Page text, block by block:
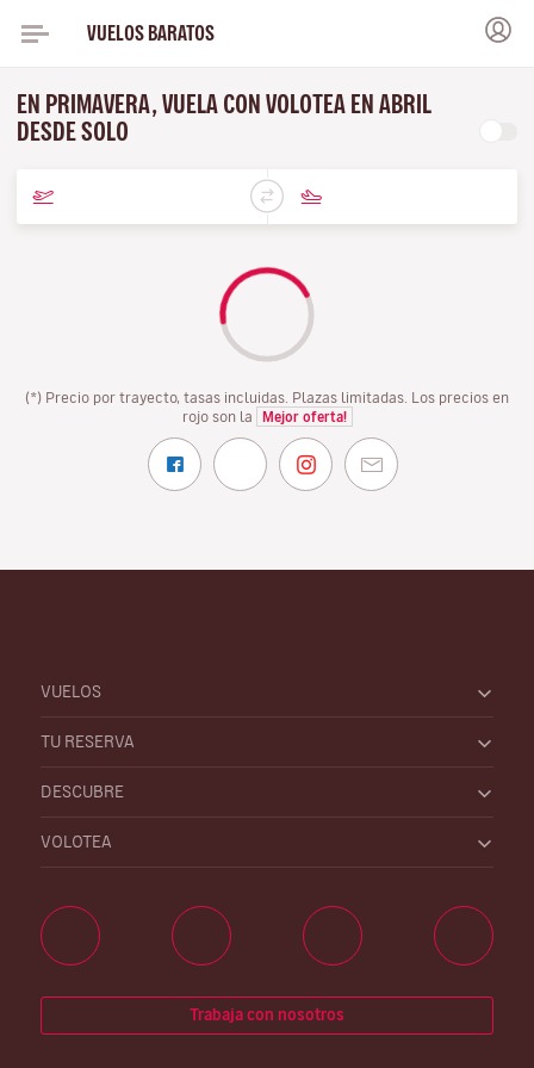
VUELOS BARATOS
EN PRIMAVERA, VUELA CON VOLOTEA EN ABRIL
DESDE SOLO
(*) Precio por trayecto, tasas incluidas. Plazas limitadas. Los precios en
rojo son la
Mejor oferta!
VUELOS
TU RESERVA
DESCUBRE
VOLOTEA
Trabaja con nosotros